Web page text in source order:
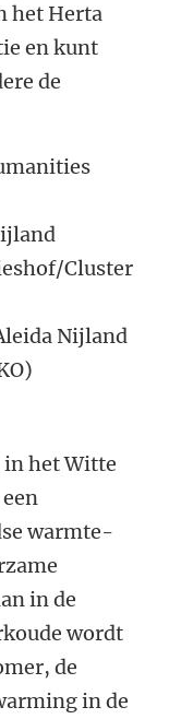
het Herta
en kunt
de
Cluster
Nijland
het Witte
warmte-
in de
wordt
de
in de